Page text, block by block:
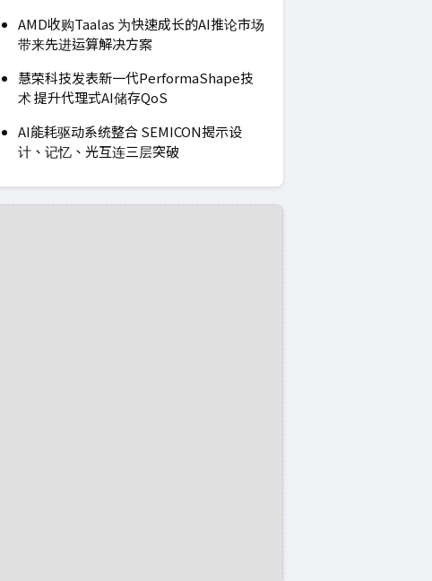
AMD收购Taalas 为快速成长的AI推论市场
带来先进运算解决方案
慧荣科技发表新一代PerformaShape技
术 提升代理式AI储存QoS
AI能耗驱动系统整合 SEMICON揭示设
计、记忆、光互连三层突破